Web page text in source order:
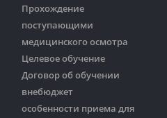
Прохождение
поступающими
медицинского осмотра
Целевое обучение
Договор об обучении
внебюджет
особенности приема для